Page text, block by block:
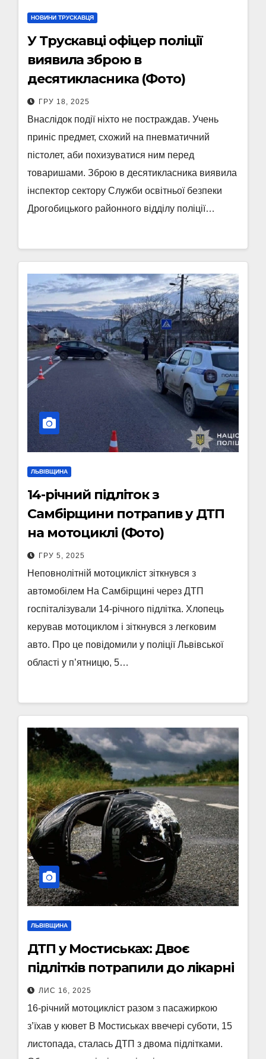
НОВИНИ ТРУСКАВЦЯ
У Трускавці офіцер поліції
виявила зброю в
десятикласника (Фото)
ГРУ 18, 2025
Внаслідок події ніхто не постраждав. Учень
приніс предмет, схожий на пневматичний
пістолет, аби похизуватися ним перед
товаришами. Зброю в десятикласника виявила
інспектор сектору Служби освітньої безпеки
Дрогобицького районного відділу поліції…
ЛЬВІВЩИНА
14-річний підліток з
Самбірщини потрапив у ДТП
на мотоциклі (Фото)
ГРУ 5, 2025
Неповнолітній мотоцикліст зіткнувся з
автомобілем На Самбірщині через ДТП
госпіталізували 14-річного підлітка. Хлопець
керував мотоциклом і зіткнувся з легковим
авто. Про це повідомили у поліції Львівської
області у п’ятницю, 5…
ЛЬВІВЩИНА
ДТП у Мостиськах: Двоє
підлітків потрапили до лікарні
ЛИС 16, 2025
16-річний мотоцикліст разом з пасажиркою
з’їхав у кювет В Мостиськах ввечері суботи, 15
листопада, сталась ДТП з двома підлітками.